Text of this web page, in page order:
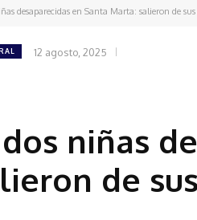
desaparecidas en Santa Marta: salieron de sus
12 agosto, 2025
niñas
de